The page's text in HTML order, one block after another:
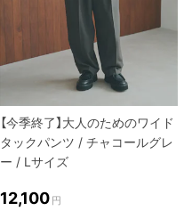
【今季終了】大人のためのワイド
タックパンツ / チャコールグレ
ー / Lサイズ
12,100 円